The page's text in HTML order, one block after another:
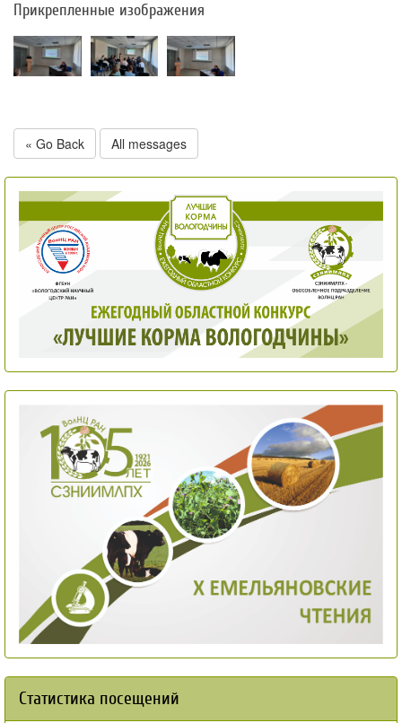
Прикрепленные изображения
« Go Back All messages
Статистика посещений